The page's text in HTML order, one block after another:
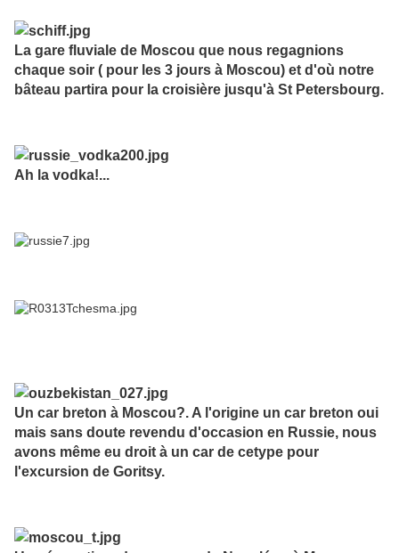
La gare fluviale de Moscou que nous regagnions
chaque soir ( pour les 3 jours à Moscou) et d'où notre
bâteau partira pour la croisière jusqu'à St Petersbourg.
Ah la vodka!...
Un car breton à Moscou?. A l'origine un car breton oui
mais sans doute revendu d'occasion en Russie, nous
avons même eu droit à un car de cetype pour
l'excursion de Goritsy.